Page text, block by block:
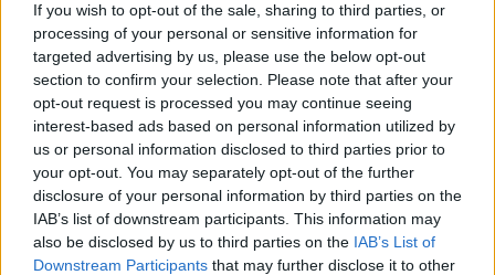
If you wish to opt-out of the sale, sharing to third parties, or
processing of your personal or sensitive information for
targeted advertising by us, please use the below opt-out
section to confirm your selection. Please note that after your
opt-out request is processed you may continue seeing
interest-based ads based on personal information utilized by
us or personal information disclosed to third parties prior to
your opt-out. You may separately opt-out of the further
disclosure of your personal information by third parties on the
IAB’s list of downstream participants. This information may
also be disclosed by us to third parties on the IAB’s List of
Downstream Participants that may further disclose it to other
Szóltam előre: jön a díjátadószezon. Tegnap este el
is indult a dömping a People's Choice Awards-szal.
Természetesen minden úgy zajlott, ahogy ez már
szokás: gyönyőrű ruhákban, cipőkben és tökéletes
sminkben vonultak a sztárok, akik többségükben
inkább a fiatalabb…
Napi Hangulat - Pink world
*Bianka*• 2010. június 16.